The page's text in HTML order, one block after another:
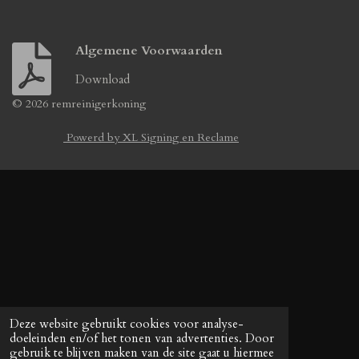
Deze website gebruikt cookies voor analyse-
doeleinden en/of het tonen van advertenties. Door
gebruik te blijven maken van de site gaat u hiermee
Algemene Voorwaarden
Download
© 2026 remreinigerkoning
Powerd by XL Signing en Reclame